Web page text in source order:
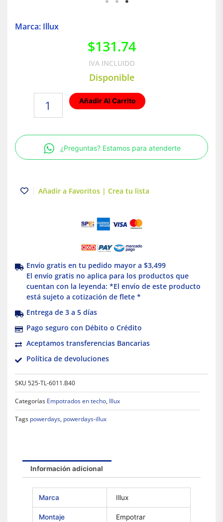
Marca: Illux
$131.74
IVA INCLUIDO
Disponible
10W
Blanco
Illux
Añadir Al Carrito
¿Preguntas? Estamos para atenderte
Añadir a Favoritos | Crea tu lista
Envío gratis en tu pedido mayor a $3,499
El envío gratis no aplica para los productos que
cuentan con la leyenda: *El envío de este producto
está sujeto a cotización de flete *
Entrega de 3 a 5 días
Pago seguro con Débito o Crédito
Aceptamos transferencias Bancarias
Política de devoluciones
SKU 525-TL-6011.B40
Categorías Empotrados en techo, Illux
Tags powerdays, powerdays-illux
Información adicional
Marca Illux
Montaje Empotrar